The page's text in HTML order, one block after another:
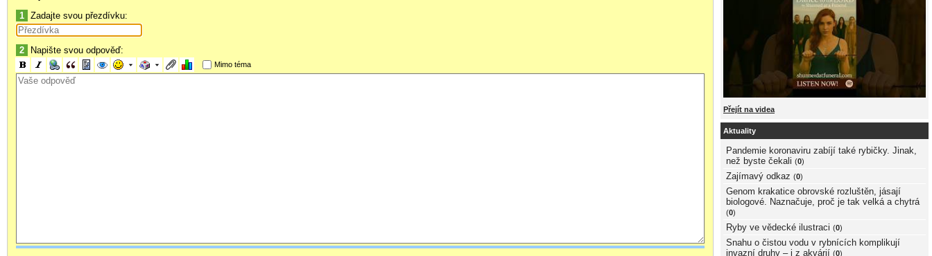
1 Zadajte svou přezdívku:
2 Napište svou odpověď:
Mimo téma
Přejít na videa
Aktuality
Pandemie koronaviru zabíjí také rybičky. Jinak,
než byste čekali (0)
Zajímavý odkaz (0)
Genom krakatice obrovské rozluštěn, jásají
biologové. Naznačuje, proč je tak velká a chytrá
(0)
Ryby ve vědecké ilustraci (0)
Snahu o čistou vodu v rybnících komplikují
invazní druhy – i z akvárií (0)